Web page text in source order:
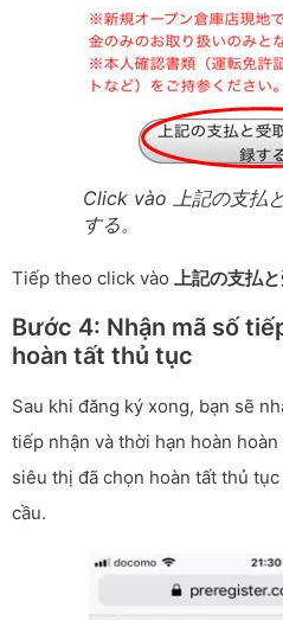
Click vào 上記の支払
する。
Tiếp theo click vào 上記の支払
Bước 4: Nhận mã số
hoàn tất thủ tục
Sau khi đăng ký xong, bạn sẽ
tiếp nhận và thời hạn hoàn
siêu thị đã chọn hoàn tất thủ
cầu.